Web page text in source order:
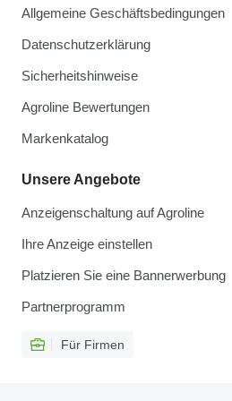
Allgemeine Geschäftsbedingungen
Datenschutzerklärung
Sicherheitshinweise
Agroline Bewertungen
Markenkatalog
Unsere Angebote
Anzeigenschaltung auf Agroline
Ihre Anzeige einstellen
Platzieren Sie eine Bannerwerbung
Partnerprogramm
Für Firmen